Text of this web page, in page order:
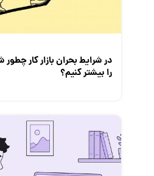
در شرایط بحران بازار کار
را بیشتر کنیم؟